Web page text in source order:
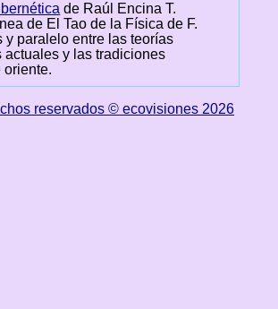
de Raúl Encina T.
de El Tao de la Física de F.
y paralelo entre las teorías
actuales y las tradiciones
oriente.
reservados © ecovisiones 2026